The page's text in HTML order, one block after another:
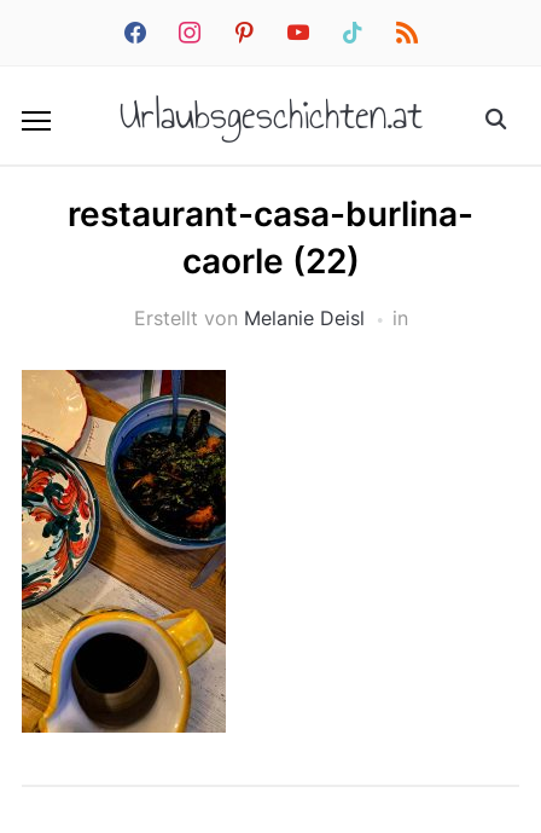
facebookinstagrampinterestyoutube tiktok rss
Urlaubsgeschichten.at
restaurant-casa-burlina-
caorle (22)
Erstellt von Melanie Deisl in